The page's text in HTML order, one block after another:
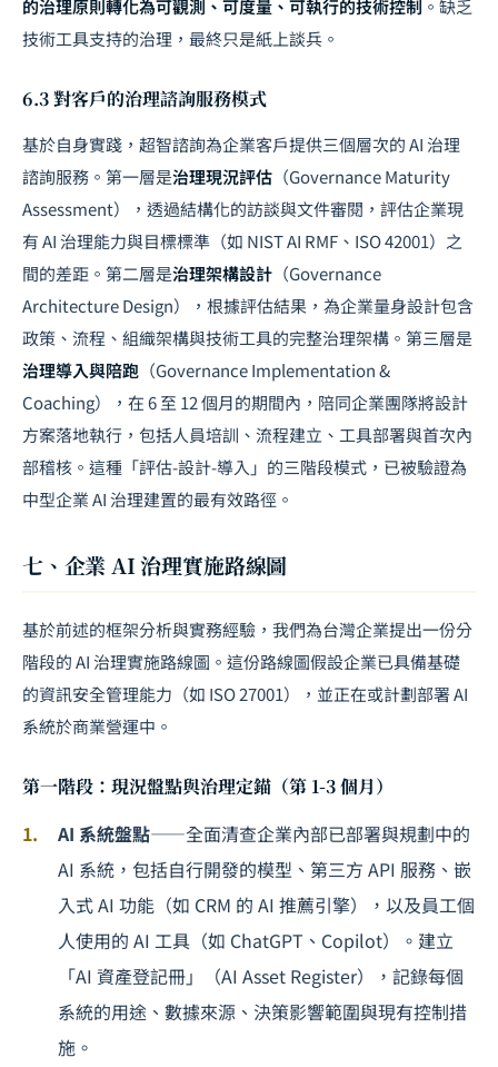
的治理原則轉化為可觀測、可度量、可執行的技術控制 。缺乏
技術工具支持的治理，最終只是紙上談兵。
6.3 對客戶的治理諮詢服務模式
基於自身實踐，超智諮詢為企業客戶提供三個層次的 AI 治理
諮詢服務。第一層是治理現況評估 （Governance Maturity
Assessment），透過結構化的訪談與文件審閱，評估企業現
有 AI 治理能力與目標標準（如 NIST AI RMF、ISO 42001）之
間的差距。第二層是治理架構設計 （Governance
Architecture Design），根據評估結果，為企業量身設計包含
政策、流程、組織架構與技術工具的完整治理架構。第三層是
治理導入與陪跑 （Governance Implementation &
Coaching），在 6 至 12 個月的期間內，陪同企業團隊將設計
方案落地執行，包括人員培訓、流程建立、工具部署與首次內
部稽核。這種「評估-設計-導入」的三階段模式，已被驗證為
中型企業 AI 治理建置的最有效路徑。
七、企業 AI 治理實施路線圖
基於前述的框架分析與實務經驗，我們為台灣企業提出一份分
階段的 AI 治理實施路線圖。這份路線圖假設企業已具備基礎
的資訊安全管理能力（如 ISO 27001），並正在或計劃部署 AI
系統於商業營運中。
第一階段：現況盤點與治理定錨（第 1-3 個月）
AI 系統盤點——全面清查企業內部已部署與規劃中的
AI 系統，包括自行開發的模型、第三方 API 服務、嵌
入式 AI 功能（如 CRM 的 AI 推薦引擎），以及員工個
人使用的 AI 工具（如 ChatGPT、Copilot）。建立
「AI 資產登記冊」（AI Asset Register），記錄每個
系統的用途、數據來源、決策影響範圍與現有控制措
施。